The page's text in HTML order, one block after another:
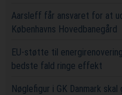
Aarsleff får ansvaret for at
Københavns Hovedbanegård
EU-støtte til
bedste fald ringe effekt
Nøglefigur i GK Danmark